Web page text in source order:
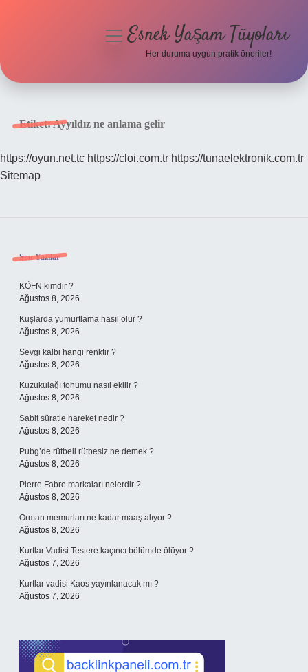
Hakkımızda
menüyüEsnek Yaşam Tüyoları
Her duruma uygun pratik öneriler!
Etiket:Ayyıldız ne anlama gelir
https://oyun.net.tc https://cloi.com.tr https://tunaelektronik.com.tr
Sitemap
Sidebar
Son Yazılar
KÖFN kimdir ?
Ağustos 8, 2026
Kuşlarda yumurtlama nasıl olur ?
Ağustos 8, 2026
Sevgi kalbi hangi renktir ?
Ağustos 8, 2026
Kuzukulağı tohumu nasıl ekilir ?
Ağustos 8, 2026
Sabit süratle hareket nedir ?
Ağustos 8, 2026
Pubg’de rütbeli rütbesiz ne demek ?
Ağustos 8, 2026
Pierre Fabre markaları nelerdir ?
Ağustos 8, 2026
Orman memurları ne kadar maaş alıyor ?
Ağustos 8, 2026
Kurtlar Vadisi Testere kaçıncı bölümde ölüyor ?
Ağustos 7, 2026
Kurtlar vadisi Kaos yayınlanacak mı ?
Ağustos 7, 2026